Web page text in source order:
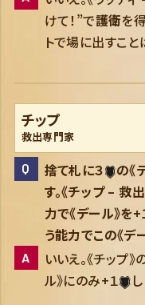
けて！”で護衛を
トで場に出すこと
チップ
救出専門家
捨て札に３
の《
す。《チップ –
力で《デール》を+
う能力でこの《デ
いいえ。《チップ
ル》にのみ+１